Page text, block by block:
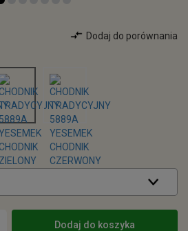
Dodaj do porównania
Dodaj do koszyka